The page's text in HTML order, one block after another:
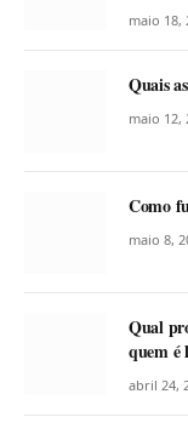
maio 18,
Quais
maio 12,
Como
maio 8,
Qual
quem é
abril 24,